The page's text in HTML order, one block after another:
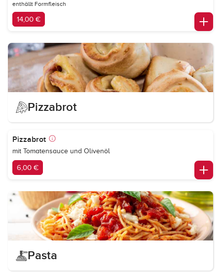
enthällt Formfleisch
14,00 €
Pizzabrot
Pizzabrot
mit Tomatensauce und Olivenöl
6,00 €
Pasta